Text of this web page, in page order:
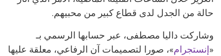
البريد الالكتروني
حالة من الجدل لدى قطاع كبير من محبيهم.
وشاركت داليا مصطفى، عبر حسابها الرسمي بـ
«إنستجرام»، صورا لتصميمات آن الرفاعي، معلقة عليها